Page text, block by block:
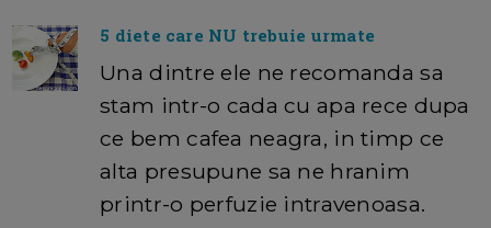
5 diete care NU trebuie urmate
Una dintre ele ne recomanda sa
stam intr-o cada cu apa rece dupa
ce bem cafea neagra, in timp ce
alta presupune sa ne hranim
printr-o perfuzie intravenoasa.